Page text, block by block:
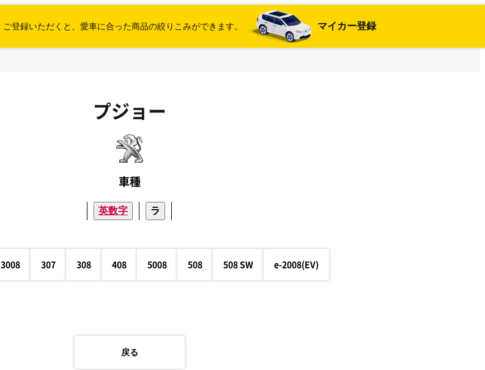
ご登録いただくと、愛車に合った商品の絞りこみができます。 マイカー登録
プジョー
車種
英数字 ラ
3008 307 308 408 5008 508 508 SW e-2008(EV)
戻る